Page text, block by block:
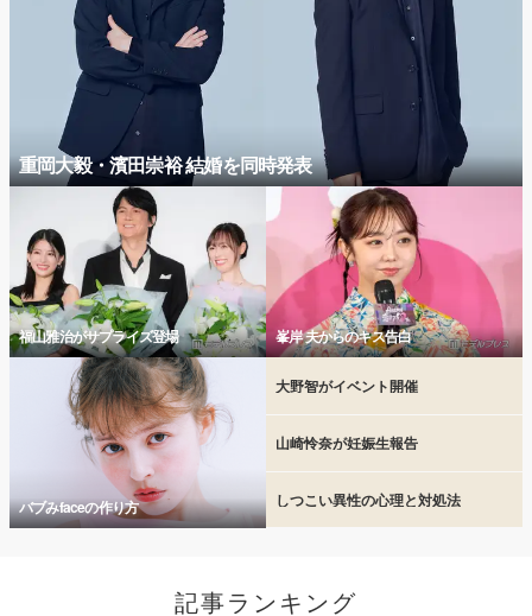
重岡大毅・濱田崇裕 結婚を同時発表
福山雅治がサプライズ登場 峯岸 夫からのキス告白
バブみfaceの作り方
大野智がイベント開催
山崎怜奈が妊娠生報告
しつこい異性の心理と対処法
記事ランキング